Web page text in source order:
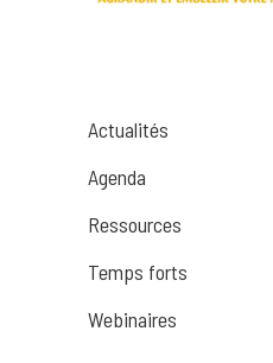
Actualités
Agenda
Ressources
Temps forts
Webinaires